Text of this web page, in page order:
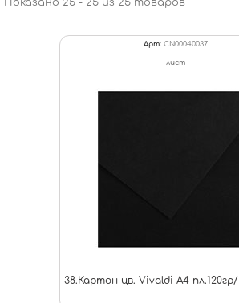
Показано 25 - 25 из 25 товаров
Арт: CN00040037
лист
38.Картон цв. Vivaldi A4